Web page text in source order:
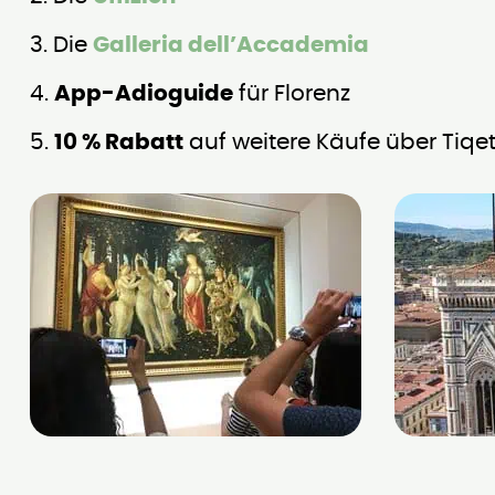
3. Die Galleria dell’Accademia
4. App-Adioguide für Florenz
5. 10 % Rabatt auf weitere Käufe über